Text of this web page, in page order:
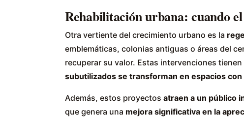
Rehabilitación urbana: cuando
Otra vertiente del crecimiento urbano es la
emblemáticas, colonias antiguas o áreas del
recuperar su valor. Estas intervenciones
subutilizados se transforman en espacios
Además, estos proyectos atraen a un público
que genera una mejora significativa en la